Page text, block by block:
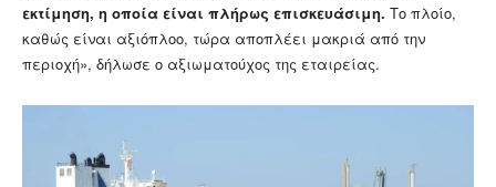
εκτίμηση, η οποία είναι πλήρως επισκευάσιμη. Το πλοίο,
καθώς είναι αξιόπλοο, τώρα αποπλέει μακριά από την
περιοχή», δήλωσε ο αξιωματούχος της εταιρείας.